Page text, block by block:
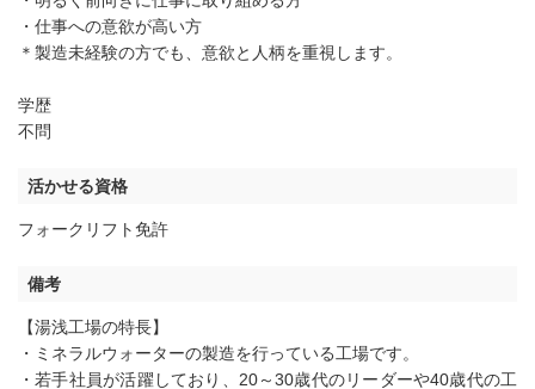
・仕事への意欲が高い方
＊製造未経験の方でも、意欲と人柄を重視します。
学歴
不問
活かせる資格
フォークリフト免許
備考
【湯浅工場の特長】
・ミネラルウォーターの製造を行っている工場です。
・若手社員が活躍しており、20～30歳代のリーダーや40歳代の工